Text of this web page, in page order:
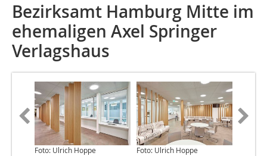
Bezirksamt Hamburg Mitte im
ehemaligen Axel Springer
Verlagshaus
Foto: Ulrich Hoppe Foto: Ulrich Hoppe